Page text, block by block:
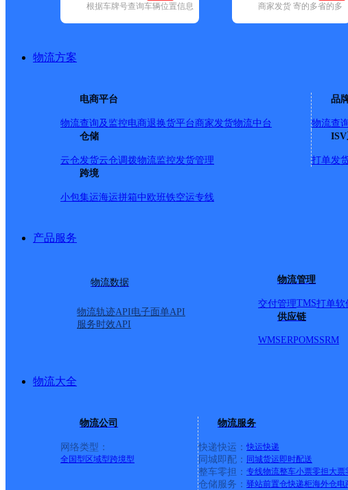
根据车牌号查询车辆位置信息
商家发货 寄的多省的多
物流方案
电商平台
物流查询及监控电商退换货平台商家发货物流中台
品
物流查
仓储
云仓发货云仓调拨物流监控发货管理 打单发
跨境
小包集运海运拼箱中欧班铁空运专线
产品服务
物流数据
物流轨迹API电子面单API
服务时效API
物流管理
交付管理TMS打单软
供应链
WMSERPOMSSRM
物流大全
物流公司
网络类型：
全国型 区域型跨境型
物流服务
快递快运： 快运快递
同城即配： 同城货运即时配送
整车零担： 专线物流整车小票零担大票
仓储服务： 驿站前置仓快递柜海外仓电
城市：芜湖市 ✕ 快递：优速快递 ✕ 地区：繁昌区 ✕ 清空已选
地区:
不限 繁昌区(2)
UH安徽繁昌A
更多号码地址：无
更多号码地址：安徽省芜湖市繁昌县繁阳镇沃德家居商业广
首页
顺丰速运
白沙牙叉桥南居民区营业点
可克达拉市营业点
顺丰速运陵水英州英环东路营业点 电话：
顺丰速运昌江石碌人民北路营业点 电话：
电话：